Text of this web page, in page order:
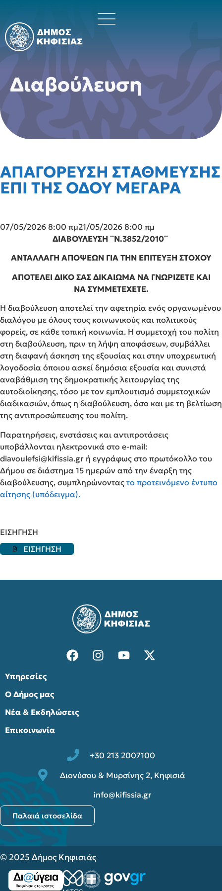
Διαβούλευση
ΑΠΑΓΟΡΕΥΣΗ ΣΤΑΘΜΕΥΣΗΣ
ΕΠΙ ΤΗΣ ΟΔΟΥ ΜΕΓΑΡΑ
07/05/2026 8:00 πμ21/05/2026 8:00 πμ
ΔΙΑΒΟΥΛΕΥΣΗ ¨Ν.3852/2010¨
ΑΝΤΑΛΛΑΓΗ ΑΠΟΨΕΩΝ ΓΙΑ ΤΗΝ ΕΠΙΤΕΥΞΗ ΣΤΟΧΟΥ
ΑΠΟΤΕΛΕΙ ΔΙΚΟ ΣΑΣ ΔΙΚΑΙΩΜΑ ΝΑ ΓΝΩΡΙΖΕΤΕ ΚΑΙ
ΝΑ ΣΥΜΜΕΤΕΧΕΤΕ.
Η διαβούλευση αποτελεί την αφετηρία ενός οργανωμένου
διαλόγου με όλους τους κοινωνικούς και πολιτικούς
φορείς, σε κάθε τοπική κοινωνία. Η συμμετοχή του πολίτη
στη διαβούλευση, πριν τη λήψη αποφάσεων, συμβάλλει
στη διαφανή άσκηση της εξουσίας και στην υποχρεωτική
λογοδοσία όποιου ασκεί δημόσια εξουσία και συνιστά
αναβάθμιση της δημοκρατικής λειτουργίας της
αυτοδιοίκησης, τόσο με τον εμπλουτισμό συμμετοχικών
διαδικασιών, όπως η διαβούλευση, όσο και με τη βελτίωση
της αντιπροσώπευσης του πολίτη.
Παρατηρήσεις, ενστάσεις και αντιπροτάσεις
υποβάλλονται ηλεκτρονικά στο e-mail:
diavoulefsi@kifissia.gr ή εγγράφως στο πρωτόκολλο του
Δήμου σε διάστημα 15 ημερών από την έναρξη της
διαβούλευσης, συμπληρώνοντας το προτεινόμενο έντυπο
αίτησης (υπόδειγμα).
ΕΙΣΗΓΗΣΗ
ΕΙΣΗΓΗΣΗ
Υπηρεσίες
Ο Δήμος μας
Νέα & Εκδηλώσεις
Επικοινωνία
+30 213 2007100
Διονύσου & Μυρσίνης 2, Κηφισιά
info@kifissia.gr
Παλαιά ιστοσελίδα
© 2025 Δήμος Κηφισιάς